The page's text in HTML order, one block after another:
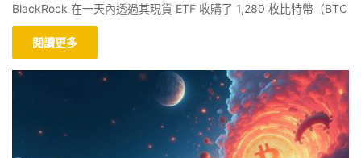
BlackRock 在一天內透過其現貨 ETF 收購了 1,280 枚比特幣（BTC
閱讀更多